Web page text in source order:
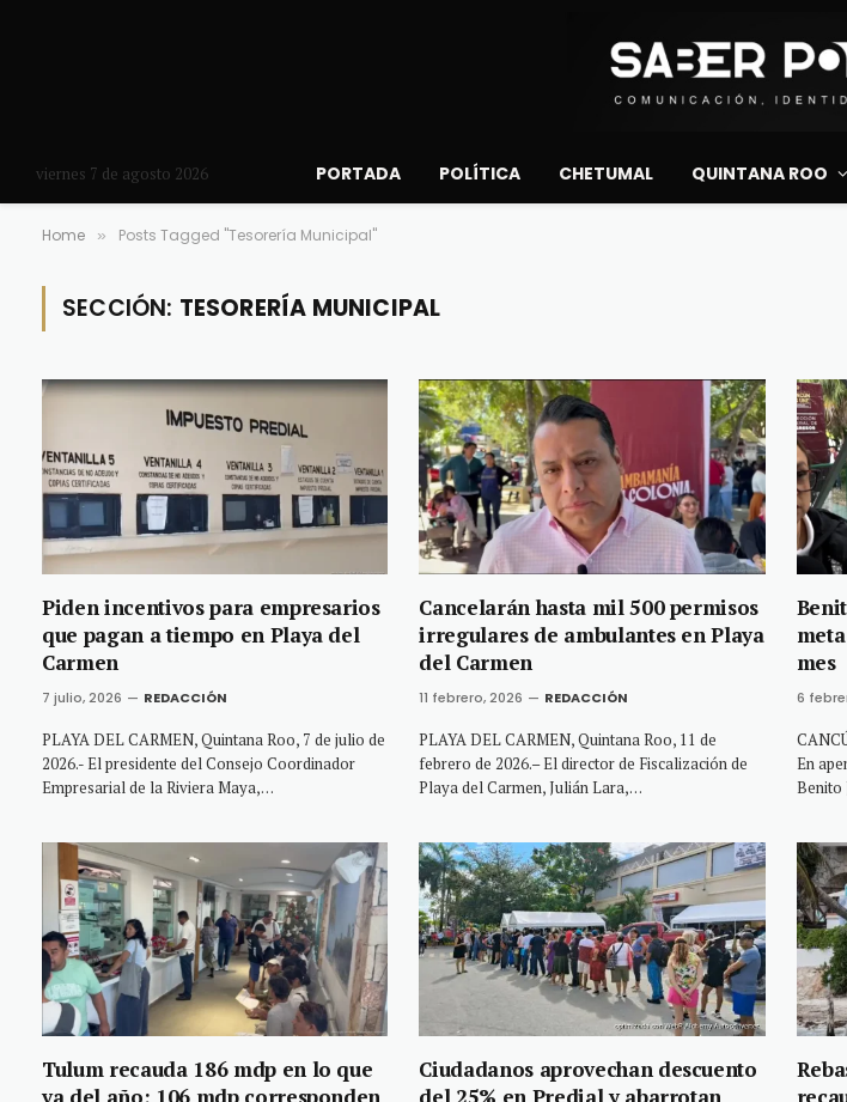
viernes 7 de agosto 2026 PORTADA POLÍTICA CHETUMAL QUINTANA ROO
Home » Posts Tagged "Tesorería Municipal"
SECCIÓN: TESORERÍA MUNICIPAL
Piden incentivos para empresarios
que pagan a tiempo en Playa del
Carmen
7 julio, 2026 REDACCIÓN
PLAYA DEL CARMEN, Quintana Roo, 7 de julio de
2026.- El presidente del Consejo Coordinador
Empresarial de la Riviera Maya,…
Cancelarán hasta mil 500 permisos
irregulares de ambulantes en Playa
del Carmen
11 febrero, 2026 REDACCIÓN
PLAYA DEL CARMEN, Quintana Roo, 11 de
febrero de 2026.– El director de Fiscalización de
Playa del Carmen, Julián Lara,…
mes
6
En
Benito
Tulum recauda 186 mdp en lo que
Ciudadanos aprovechan descuento